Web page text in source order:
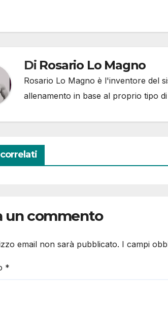
Di Rosario Lo Magno
Rosario Lo Magno è l'inventore del
allenamento in base al proprio tipo
un commento
email non sarà pubblicato. I campi
*